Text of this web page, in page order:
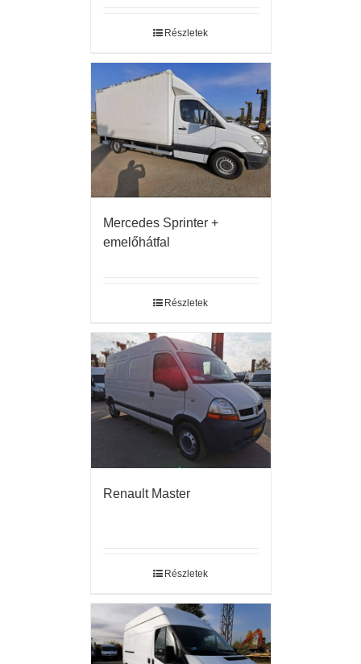
Részletek
Mercedes Sprinter +
emelőhátfal
Részletek
Renault Master
Részletek